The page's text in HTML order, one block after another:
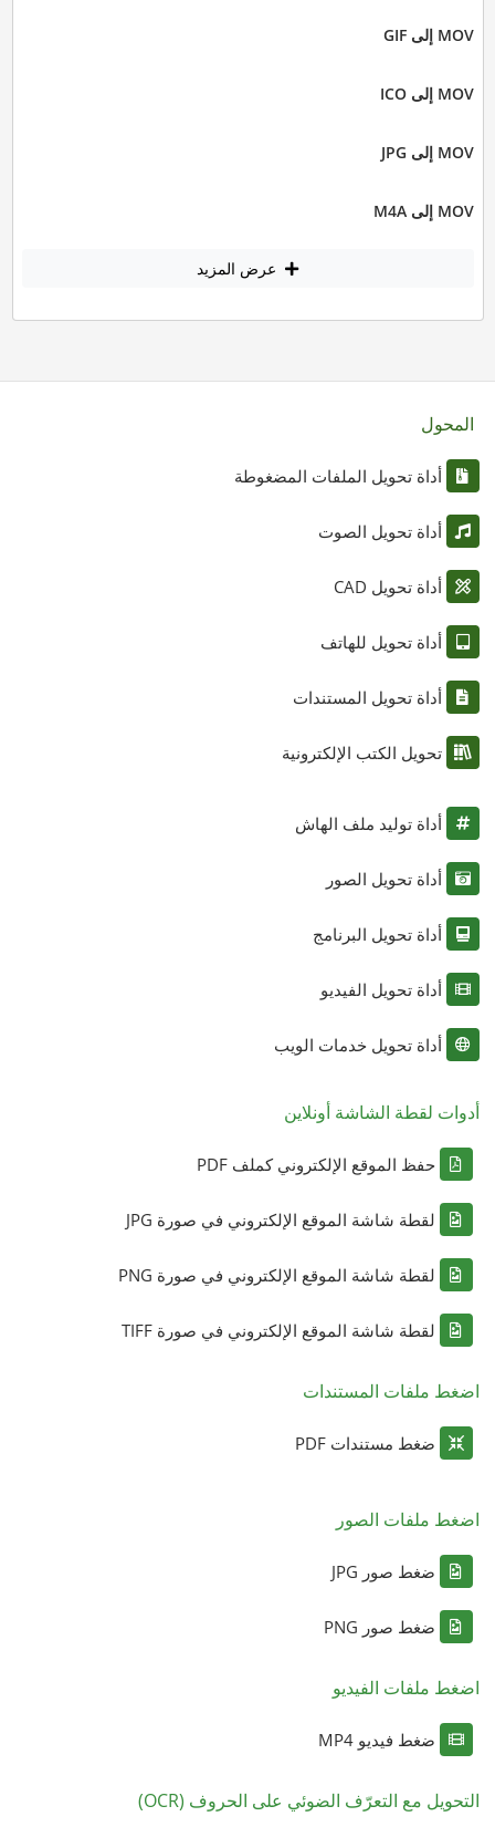
MOV إلى GIF
MOV إلى ICO
MOV إلى JPG
MOV إلى M4A
عرض المزيد
المحول
أداة تحويل الملفات المضغوطة
أداة تحويل الصوت
أداة تحويل CAD
أداة تحويل للهاتف
أداة تحويل المستندات
تحويل الكتب الإلكترونية
أداة توليد ملف الهاش
أداة تحويل الصور
أداة تحويل البرنامج
أداة تحويل الفيديو
أداة تحويل خدمات الويب
أدوات لقطة الشاشة أونلاين
حفظ الموقع الإلكتروني كملف PDF
لقطة شاشة الموقع الإلكتروني في صورة JPG
لقطة شاشة الموقع الإلكتروني في صورة PNG
لقطة شاشة الموقع الإلكتروني في صورة TIFF
اضغط ملفات المستندات
ضغط مستندات PDF
اضغط ملفات الصور
ضغط صور JPG
ضغط صور PNG
اضغط ملفات الفيديو
ضغط فيديو MP4
التحويل مع التعرّف الضوئي على الحروف (OCR)